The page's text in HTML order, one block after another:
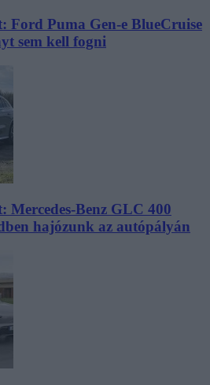
Ford Puma Gen-e BlueCruise
sem kell fogni
Mercedes-Benz GLC 400
hajózunk az autópályán